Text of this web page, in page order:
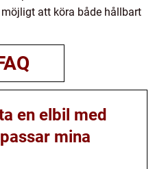
att köra både hållbart
en elbil med
mina